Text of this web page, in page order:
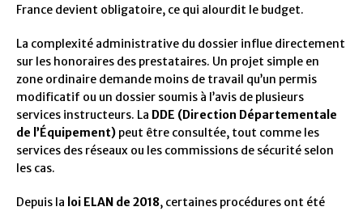
France devient obligatoire, ce qui alourdit le budget.
La complexité administrative du dossier influe directement
sur les honoraires des prestataires. Un projet simple en
zone ordinaire demande moins de travail qu’un permis
modificatif ou un dossier soumis à l’avis de plusieurs
services instructeurs. La DDE (Direction Départementale
de l’Équipement) peut être consultée, tout comme les
services des réseaux ou les commissions de sécurité selon
les cas.
Depuis la loi ELAN de 2018, certaines procédures ont été